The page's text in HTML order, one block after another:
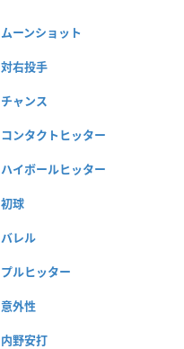
ムーンショット
対右投手
チャンス
コンタクトヒッター
ハイボールヒッター
初球
バレル
プルヒッター
意外性
内野安打